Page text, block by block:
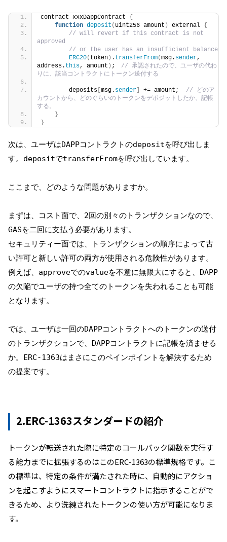
contract xxxDappContract {
function deposit ( uint256 amount ) external {
// will revert if this contract is not
approved
// or the user has an insufficient balance
ERC20( token ) . transferFrom(msg. sender,
address. this, amount ) ; // 承認されたので、ユーザの代わ
りに、該当コントラクトにトークン送付する
        deposits
msg. sender += amount; // どのア
カウントから、どのぐらいのトークンをデポジットしたか、記帳
する。
}
}
次は、ユーザはDAPPコントラクトのdepositを呼び出しま
す。depositでtransferFromを呼び出しています。
ここまで、どのような問題がありますか。
まずは、コスト面で、2回の別々のトランザクションなので、
セキュリティー面では、トランザクションの順序によって古
い許可と新しい許可の両方が使用される危険性があります。
例えば、approveでのvalueを不意に無限大にすると、DAPP
の欠陥でユーザの持つ全てのトークンを失われることも可能
となります。
では、ユーザは一回のDAPPコントラクトへのトークンの送付
のトランザクションで、DAPPコントラクトに記帳を済ませる
か。ERC-1363はまさにこのペインポイントを解決するため
の提案です。
2.ERC-1363スタンダードの紹介
トークンが転送された際に特定のコールバック関数を実行す
る能力までに拡張するのはこのERC-1363の標準規格です。こ
の標準は、特定の条件が満たされた時に、自動的にアクショ
ンを起こすようにスマートコントラクトに指示することがで
きるため、より洗練されたトークンの使い方が可能になりま
す。